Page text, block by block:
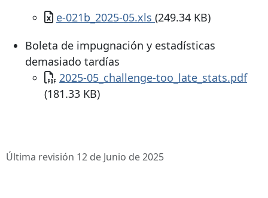
Documento
e-021b_2025-05.xls (249.34 KB)
Boleta de impugnación y estadísticas
demasiado tardías
Documento
2025-05_challenge-too_late_stats.pdf
(181.33 KB)
Última revisión 12 de Junio de 2025